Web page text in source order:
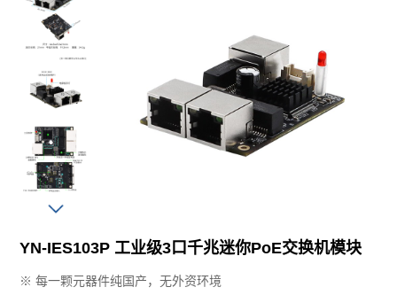
YN-IES103P 工业级3口千兆迷你PoE交换机模块
※ 每一颗元器件纯国产，无外资环境